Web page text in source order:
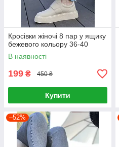
Кросівки жіночі 8 пар у ящику
бежевого кольору 36-40
В наявності
199 ₴ 450 ₴
Купити
–52%